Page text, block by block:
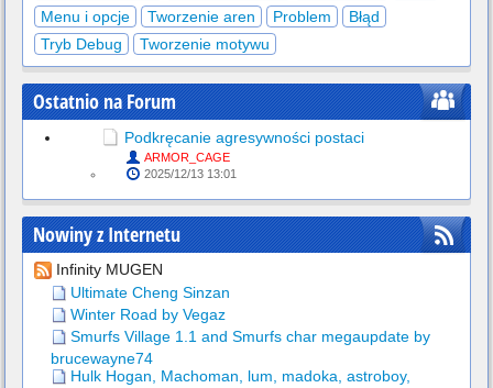
Menu i opcje
Tworzenie aren Problem
Błąd
Tryb Debug
Tworzenie motywu
Ostatnio na Forum
Podkręcanie agresywności postaci
ARMOR_CAGE
2025/12/13 13:01
Nowiny z Internetu
Infinity MUGEN
Ultimate Cheng Sinzan
Winter Road by Vegaz
Smurfs Village 1.1 and Smurfs char megaupdate by
brucewayne74
Hulk Hogan, Machoman, lum, madoka, astroboy,